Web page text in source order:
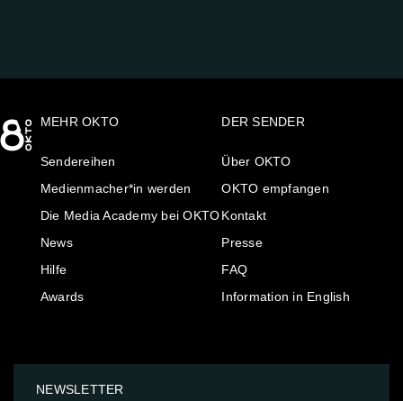
MEHR OKTO
Sendereihen
Medienmacher*in werden
Die Media Academy bei OKTO
News
Hilfe
Awards
DER SENDER
Über OKTO
OKTO empfangen
Kontakt
Presse
FAQ
Information in English
NEWSLETTER